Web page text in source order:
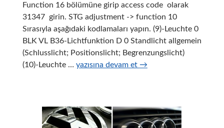
Function 16 bölümüne girip access code olarak
31347 girin. STG adjustment -> function 10
Sırasıyla aşağıdaki kodlamaları yapın. (9)-Leuchte 0
BLK VL B36-Lichtfunktion D 0 Standlicht allgemein
(Schlusslicht; Positionslicht; Begrenzungslicht)
(10)-Leuchte … VW
Park
Kodlaması
yazısına devam et →